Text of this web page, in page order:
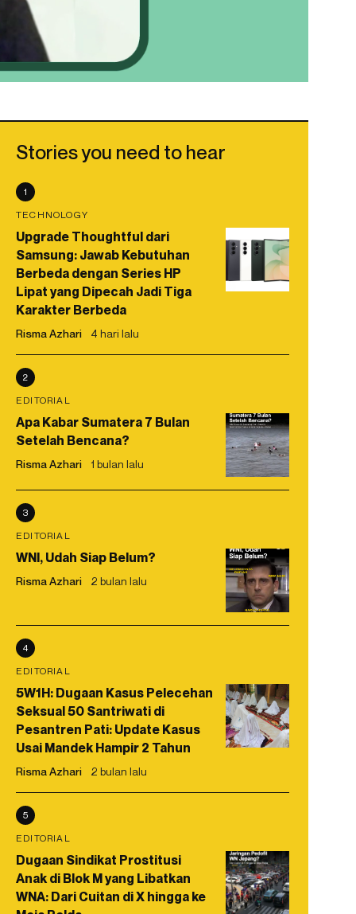
Stories you need to hear
1
TECHNOLOGY
Upgrade Thoughtful dari
Samsung: Jawab Kebutuhan
Berbeda dengan Series HP
Lipat yang Dipecah Jadi Tiga
Karakter Berbeda
Risma Azhari 4 hari lalu
2
EDITORIAL
Apa Kabar Sumatera 7 Bulan
Setelah Bencana?
Risma Azhari 1 bulan lalu
3
EDITORIAL
WNI, Udah Siap Belum?
Risma Azhari 2 bulan lalu
4
EDITORIAL
5W1H: Dugaan Kasus Pelecehan
Seksual 50 Santriwati di
Pesantren Pati: Update Kasus
Usai Mandek Hampir 2 Tahun
Risma Azhari 2 bulan lalu
5
EDITORIAL
Dugaan Sindikat Prostitusi
Anak di Blok M yang Libatkan
WNA: Dari Cuitan di X hingga ke